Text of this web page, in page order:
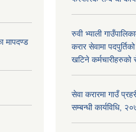
मापदण्ड
रुवी भ्याली
करार सेवामा
खटिने कर्मचारीहरुको
सेवा करारमा गाउँ
सम्बन्धी कार्यविधि,